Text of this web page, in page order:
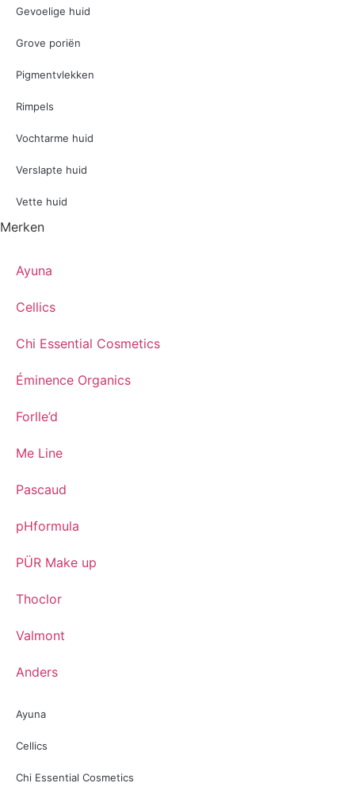
Gevoelige huid
Grove poriën
Pigmentvlekken
Rimpels
Vochtarme huid
Verslapte huid
Vette huid
Merken
Ayuna
Cellics
Chi Essential Cosmetics
Éminence Organics
Forlle’d
Me Line
Pascaud
pHformula
PÜR Make up
Thoclor
Valmont
Anders
Ayuna
Cellics
Chi Essential Cosmetics